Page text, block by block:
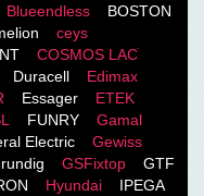
Blueendless
BOSTON
ceys
COSMOS LACֹ
Duracell
Edimax
Essager
ETEK
FUNRY
Gamal
Electric
Gewiss
GSFixtop
GTF
Hyundai
IPEGA